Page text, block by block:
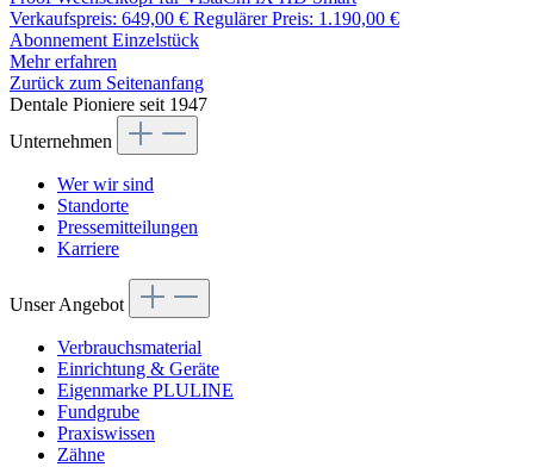
Verkaufspreis: 649,00 € Regulärer Preis: 1.190,00 €
Abonnement Einzelstück
Mehr erfahren
Zurück zum Seitenanfang
Dentale Pioniere seit 1947
Unternehmen
Wer wir sind
Standorte
Pressemitteilungen
Karriere
Unser Angebot
Verbrauchsmaterial
Einrichtung & Geräte
Eigenmarke PLULINE
Fundgrube
Praxiswissen
Zähne